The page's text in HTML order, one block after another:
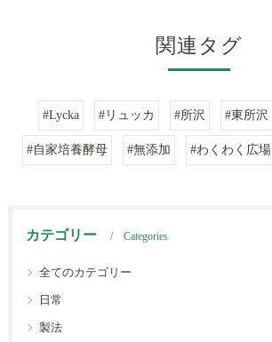
関連タグ
#Lycka #リュッカ #所沢 #東所沢
#自家培養酵母 #無添加 #わくわく広場
カテゴリー Categories
全てのカテゴリー
日常
製法